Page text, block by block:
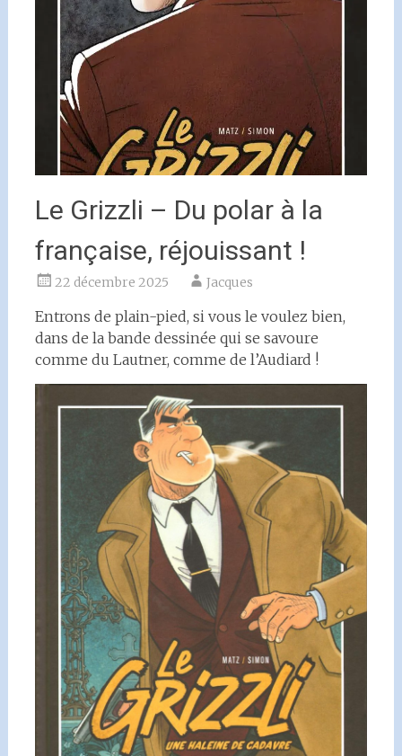
Le Grizzli – Du polar à la
française, réjouissant !
22 décembre 2025 Jacques
Entrons de plain-pied, si vous le voulez bien,
dans de la bande dessinée qui se savoure
comme du Lautner, comme de l’Audiard !